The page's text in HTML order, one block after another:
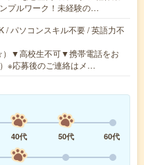
プルワーク！未経験の…
/ パソコンスキル不要 / 英語力不
▼高校生不可▼携帯電話をお
※応募後のご連絡はメ…
40代 50代
60代